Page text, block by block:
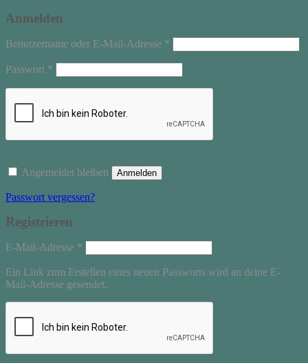
Anmelden
Benutzername oder E-Mail-Adresse *
Passwort *
Angemeldet bleiben Anmelden
Passwort vergessen?
Registrieren
E-Mail-Adresse *
Ein Link zum Erstellen eines neuen Passworts wird an deine E-
Mail-Adresse gesendet.